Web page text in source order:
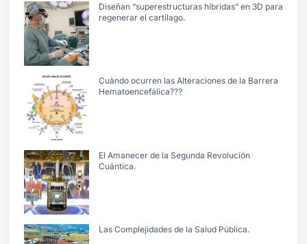
Diseñan “superestructuras híbridas” en 3D para
regenerar el cartílago.
Cuàndo ocurren las Alteraciones de la Barrera
Hematoencefálica???
El Amanecer de la Segunda Revolución
Cuántica.
Las Complejidades de la Salud Pública.